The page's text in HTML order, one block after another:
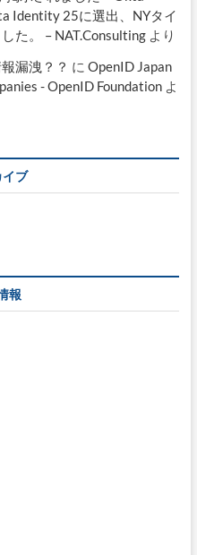
Identity 25に選出、NYタイ
た。 – NAT.Consultingより
漏洩？？ に OpenID Japan
- OpenID Foundationよ
ブ
報